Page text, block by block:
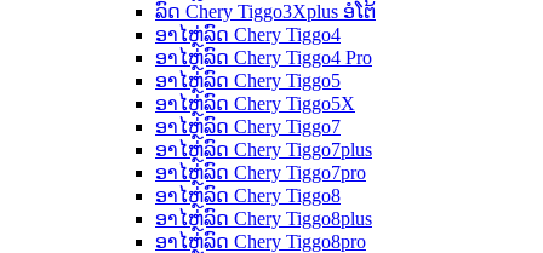
ລົດ Chery Tiggo3Xplus ອໍໂຕ້
ອາໄຫຼ່ລົດ Chery Tiggo4
ອາໄຫຼ່ລົດ Chery Tiggo4 Pro
ອາໄຫຼ່ລົດ Chery Tiggo5
ອາໄຫຼ່ລົດ Chery Tiggo5X
ອາໄຫຼ່ລົດ Chery Tiggo7
ອາໄຫຼ່ລົດ Chery Tiggo7plus
ອາໄຫຼ່ລົດ Chery Tiggo7pro
ອາໄຫຼ່ລົດ Chery Tiggo8
ອາໄຫຼ່ລົດ Chery Tiggo8plus
ອາໄຫຼ່ລົດ Chery Tiggo8pro